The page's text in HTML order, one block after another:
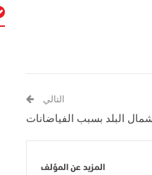
التالي
المزيد عن المؤلف